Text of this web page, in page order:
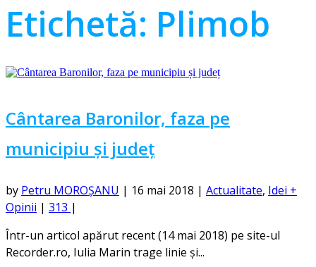
Etichetă: Plimob
Cântarea Baronilor, faza pe
municipiu și județ
by Petru MOROȘANU | 16 mai 2018 | Actualitate, Idei +
Opinii | 313 |
Într-un articol apărut recent (14 mai 2018) pe site-ul
Recorder.ro, Iulia Marin trage linie și...